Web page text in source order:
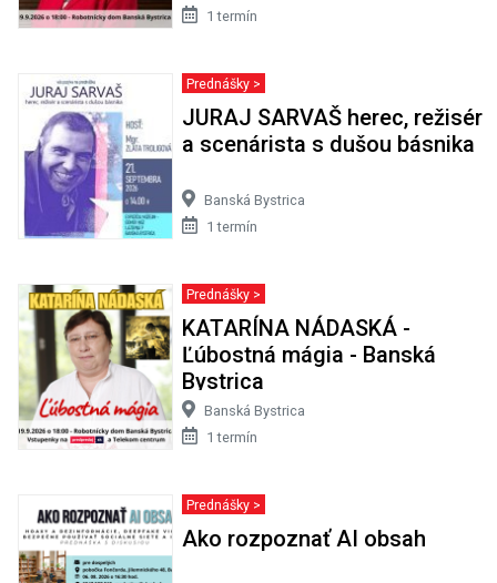
1 termín
Prednášky >
JURAJ SARVAŠ herec, režisér
a scenárista s dušou básnika
Banská Bystrica
1 termín
Prednášky >
KATARÍNA NÁDASKÁ -
Ľúbostná mágia - Banská
Bystrica
Banská Bystrica
1 termín
Prednášky >
Ako rozpoznať AI obsah